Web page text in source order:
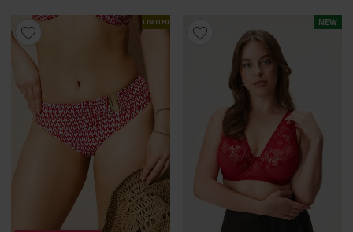
LIMITED NEW